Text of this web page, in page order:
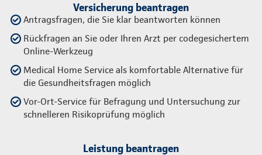
Versicherung beantragen
Antragsfragen, die Sie klar beantworten können
Rückfragen an Sie oder Ihren Arzt per codegesichertem
Online-Werkzeug
Medical Home Service als komfortable Alternative für
die Gesundheitsfragen möglich
Vor-Ort-Service für Befragung und Untersuchung zur
schnelleren Risikoprüfung möglich
Leistung beantragen